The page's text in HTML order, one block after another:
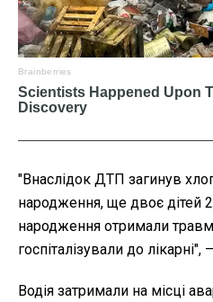
"Внаслідок ДТП загинув
народження, ще двоє дітей
народження отримали
госпіталізували до
Водія затримали на місці